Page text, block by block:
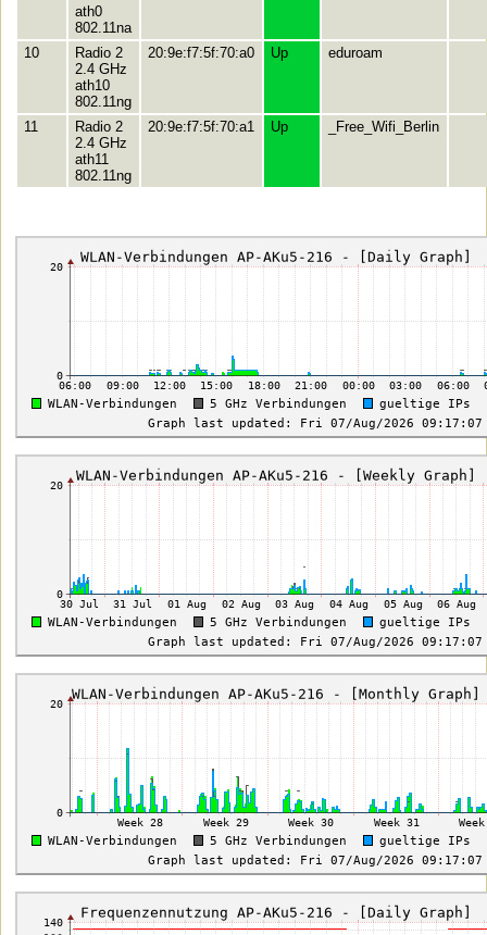
ath0
802.11na
10
Radio 2
2.4 GHz
ath10
802.11ng
20:9e:f7:5f:70:a0 Up eduroam
11
Radio 2
2.4 GHz
ath11
802.11ng
20:9e:f7:5f:70:a1 Up _Free_Wifi_Berlin